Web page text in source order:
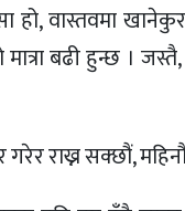
हो, वास्तवमा
मात्रा बढी हुन्छ ।
राख्न सक्छौं,